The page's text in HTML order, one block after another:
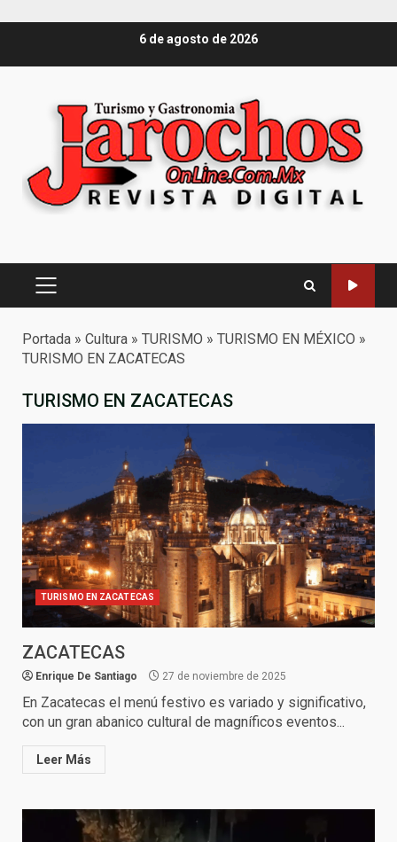
contenido
6 de agosto de 2026
Menú
principal
Portada » Cultura » TURISMO » TURISMO EN MÉXICO »
TURISMO EN ZACATECAS
TURISMO EN ZACATECAS
TURISMO EN ZACATECAS
ZACATECAS
Enrique De Santiago 27 de noviembre de 2025
En Zacatecas el menú festivo es variado y significativo,
con un gran abanico cultural de magníficos eventos...
Leer Más